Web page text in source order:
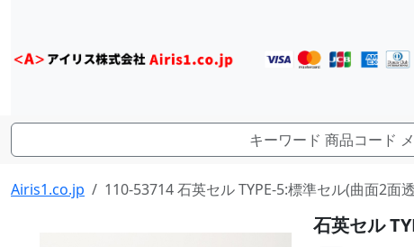
Airis1.co.jp 110-53714 石英セル TYPE-5:標準セル(曲面2面
石英セル